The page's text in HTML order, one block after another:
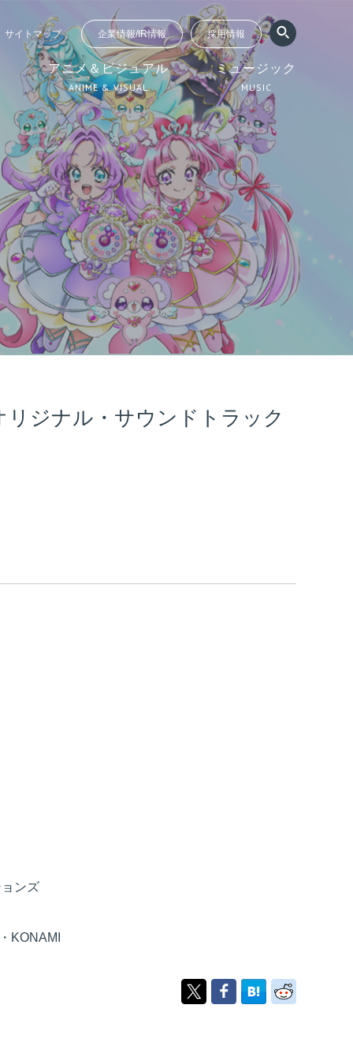
サイトマップ 企業情報/IR情報 採用情報
アニメ＆ビジュアル
ANIME & VISUAL
ミュージック
MUSIC
ジナル・サウンドトラック
ンズ
KONAMI